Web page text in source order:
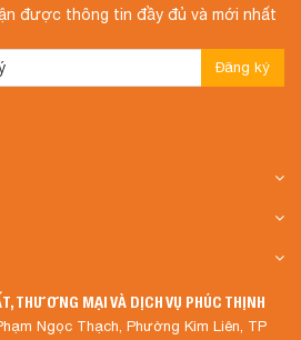
được thông tin đầy đủ và mới nhất
Đăng ký
THƯƠNG MẠI VÀ DỊCH VỤ PHÚC THỊNH
Ngọc Thạch, Phường Kim Liên, TP